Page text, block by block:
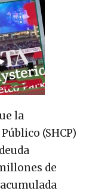
la
(SHCP)
de